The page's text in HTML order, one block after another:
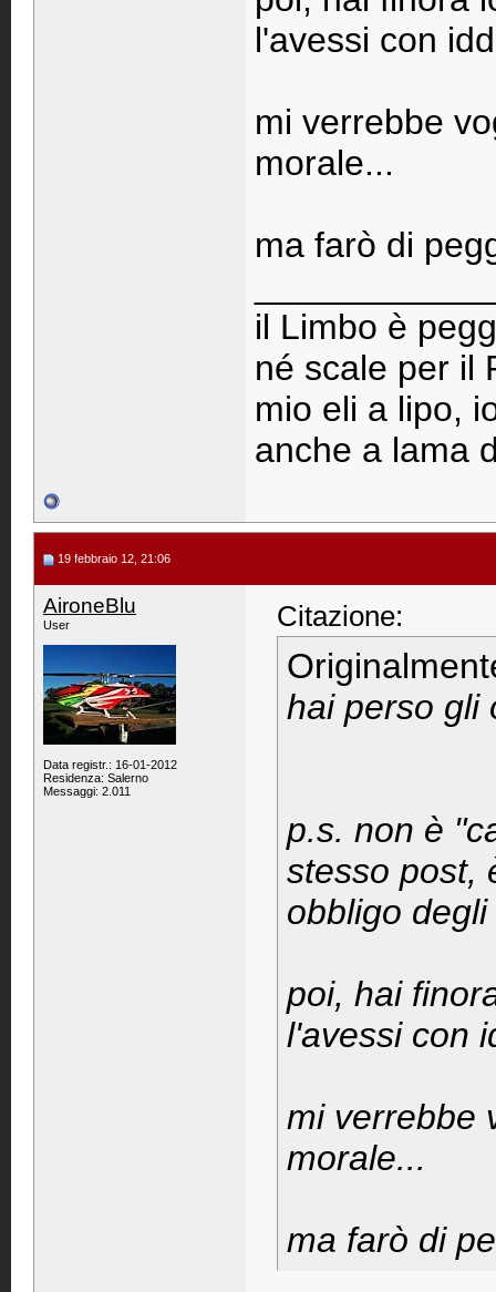
l'avessi con
mi verrebbe
morale...
ma farò di
il Limbo è
né scale per il
mio eli a lipo,
anche a lama
19 febbraio 12, 21:06
AironeBlu
User
Data registr.: 16-01-2012
Residenza: Salerno
Messaggi: 2.011
Citazione:
hai perso gli
p.s. non è
stesso post,
obbligo
poi, hai
l'avessi con
mi verrebbe
morale...
ma farò di